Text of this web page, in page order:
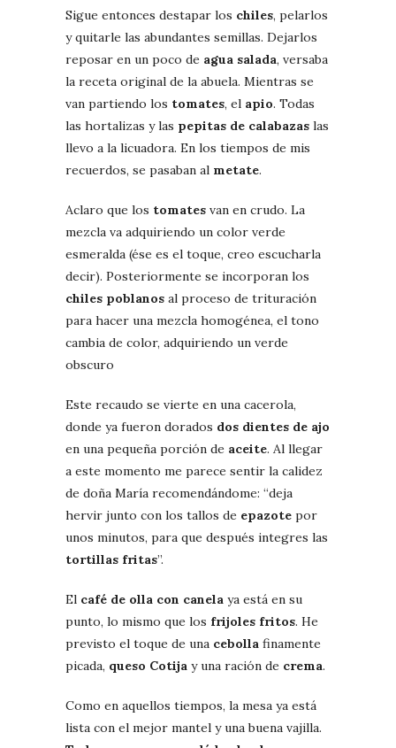
Sigue entonces destapar los chiles, pelarlos
y quitarle las abundantes semillas. Dejarlos
reposar en un poco de agua salada, versaba
la receta original de la abuela. Mientras se
van partiendo los tomates, el apio. Todas
las hortalizas y las pepitas de calabazas las
llevo a la licuadora. En los tiempos de mis
recuerdos, se pasaban al metate.
Aclaro que los tomates van en crudo. La
mezcla va adquiriendo un color verde
esmeralda (ése es el toque, creo escucharla
decir). Posteriormente se incorporan los
chiles poblanos al proceso de trituración
para hacer una mezcla homogénea, el tono
cambia de color, adquiriendo un verde
obscuro
Este recaudo se vierte en una cacerola,
donde ya fueron dorados dos dientes de ajo
en una pequeña porción de aceite. Al llegar
a este momento me parece sentir la calidez
de doña María recomendándome: “deja
hervir junto con los tallos de epazote por
unos minutos, para que después integres las
tortillas fritas”.
El café de olla con canela ya está en su
punto, lo mismo que los frijoles fritos. He
previsto el toque de una cebolla finamente
picada, queso Cotija y una ración de crema.
Como en aquellos tiempos, la mesa ya está
lista con el mejor mantel y una buena vajilla.